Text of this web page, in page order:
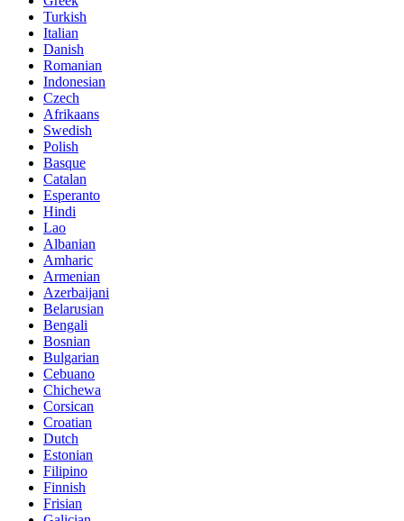
Turkish
Italian
Danish
Romanian
Indonesian
Czech
Afrikaans
Swedish
Polish
Basque
Catalan
Esperanto
Hindi
Lao
Albanian
Amharic
Armenian
Azerbaijani
Belarusian
Bengali
Bosnian
Bulgarian
Cebuano
Chichewa
Corsican
Croatian
Dutch
Estonian
Filipino
Finnish
Frisian